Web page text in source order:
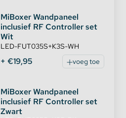
MiBoxer Wandpaneel
inclusief RF Controller set
Wit
LED-FUT035S+K3S-WH
+ €19,95 voeg toe
MiBoxer Wandpaneel
inclusief RF Controller set
Zwart